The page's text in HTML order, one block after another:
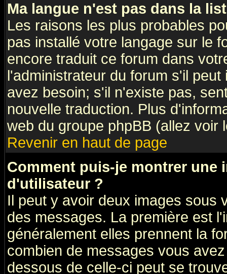
Ma langue n'est pas dans la
Les raisons les plus probables
pas installé votre langage sur le
encore traduit ce forum dans
l'administrateur du forum s'il
avez besoin; s'il n'existe pas,
nouvelle traduction. Plus
web du groupe phpBB (allez voir
Revenir en haut de page
Comment puis-je montrer une
d'utilisateur ?
Il peut y avoir deux images sous
des messages. La première est
généralement elles prennent la
combien de messages vous
dessous de celle-ci peut se